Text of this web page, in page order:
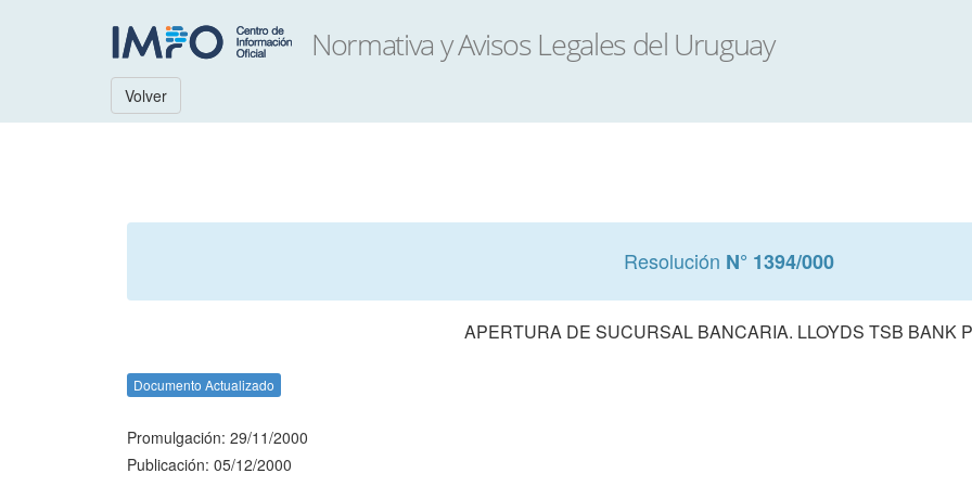
Volver
Resolución N° 1394/000
APERTURA DE SUCURSAL BANCARIA. LLOYDS TSB BANK
Documento Actualizado
Promulgación: 29/11/2000
Publicación: 05/12/2000